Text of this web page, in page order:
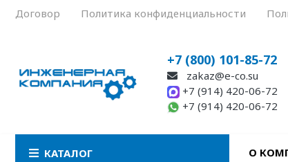
Договор Политика конфиденциальности
+7 (800) 101-85-72
zakaz@e-co.su
+7 (914) 420-06-72
+7 (914) 420-06-72
КАТАЛОГ О